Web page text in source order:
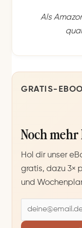
Als
GRATIS-
Noch
Hol dir unser
gratis, dazu 3×
und